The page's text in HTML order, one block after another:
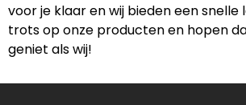
voor je klaar en wij bieden een snelle
trots op onze producten en hopen
geniet als wij!